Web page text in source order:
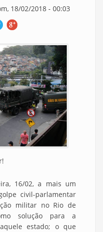
18/02/2018 - 00:03
16/02, a mais um
civil-parlamentar
militar no Rio de
solução para a
estado; o que